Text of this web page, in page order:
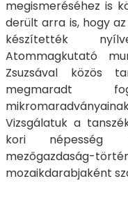
megismeréséhez is
derült arra is, hogy
készítették
Atommagkutató
Zsuzsával közös
megmaradt
Vizsgálatuk a
kori népesség
mozaikdarabjaként